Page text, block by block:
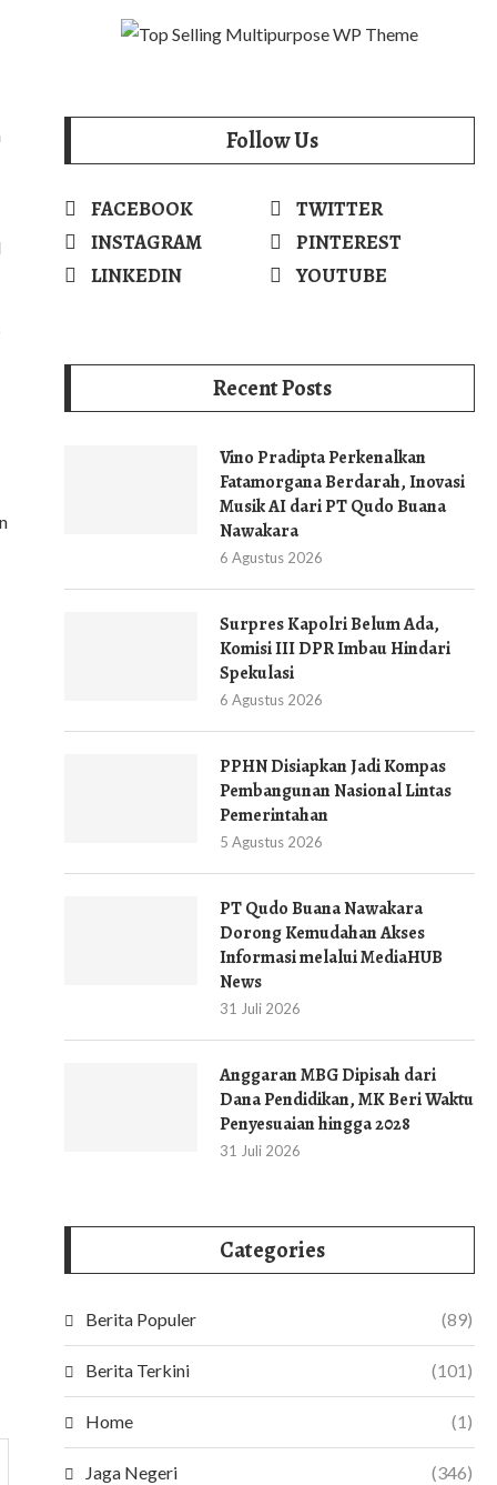
Follow Us
FACEBOOK
TWITTER
INSTAGRAM
PINTEREST
LINKEDIN
YOUTUBE
Recent Posts
Vino Pradipta Perkenalkan
Fatamorgana Berdarah, Inovasi
Musik AI dari PT Qudo Buana
Nawakara
6 Agustus 2026
Surpres Kapolri Belum Ada,
Komisi III DPR Imbau Hindari
Spekulasi
6 Agustus 2026
PPHN Disiapkan Jadi Kompas
Pembangunan Nasional Lintas
Pemerintahan
5 Agustus 2026
PT Qudo Buana Nawakara
Dorong Kemudahan Akses
Informasi melalui MediaHUB
News
31 Juli 2026
Anggaran MBG Dipisah dari
Dana Pendidikan, MK Beri Waktu
Penyesuaian hingga 2028
31 Juli 2026
Categories
Berita Populer (89)
Berita Terkini (101)
Home (1)
Jaga Negeri (346)